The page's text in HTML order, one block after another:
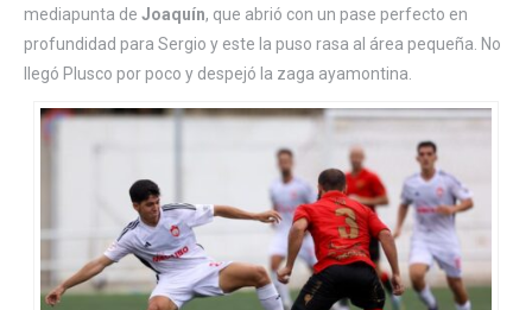
mediapunta de Joaquín, que abrió con un pase perfecto en
profundidad para Sergio y este la puso rasa al área pequeña. No
llegó Plusco por poco y despejó la zaga ayamontina.